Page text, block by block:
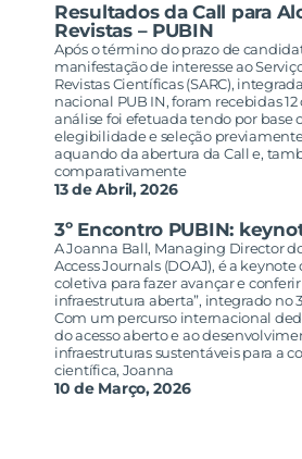
Resultados da Call para
Revistas – PUBIN
Após o término do prazo de
manifestação de interesse ao
Revistas Científicas (SARC),
nacional PUB IN, foram recebidas
análise foi efetuada tendo por base
elegibilidade e seleção
aquando da abertura da Call e,
comparativamente
13 de Abril, 2026
3º Encontro PUBIN:
A Joanna Ball, Managing Director
Access Journals (DOAJ), é a keynote
coletiva para fazer avançar e
infraestrutura aberta”, integrado no
Com um percurso internacional
do acesso aberto e ao
infraestruturas sustentáveis para a
científica, Joanna
10 de Março, 2026